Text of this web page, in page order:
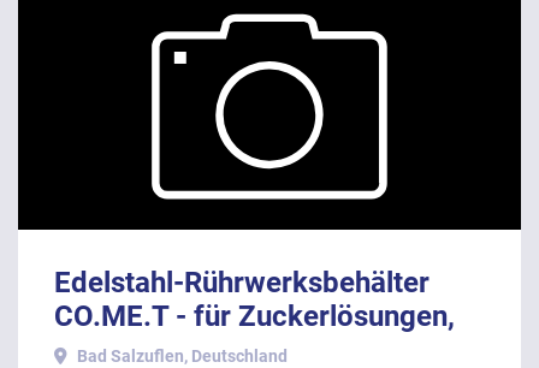
Edelstahl-Rührwerksbehälter
CO.ME.T - für Zuckerlösungen,
auf Dreibein, 1999.
Bad Salzuflen, Deutschland